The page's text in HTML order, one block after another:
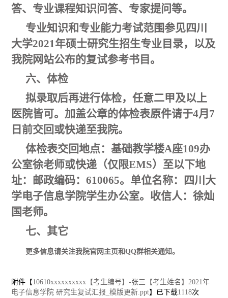
答、专业课程知识问答、专家提问等。
专业知识和专业能力考试范围参见四川
大学2021年硕士研究生招生专业目录，以及
我院网站公布的复试参考书目。
六、体检
拟录取后再进行体检，任意二甲及以上
医院皆可。加盖公章的体检表原件请于4月7
日 前交回或快递至我院。
体检表交回地点：基础教学楼A座109办
公室徐老师或快递（仅限EMS）至以下地
址：邮政编码：610065。单位名称：四川大
学电子信息学院学生办公室。收信人：徐灿
国老师。
七、其它
更多信息请关注我院官网主页和QQ群相关通知。
附件【10610xxxxxxxxxx【考生编号】-张三【考生姓名】2021年
电子信息学院 研究生复试汇报_模版更新.ppt】已下载1118次